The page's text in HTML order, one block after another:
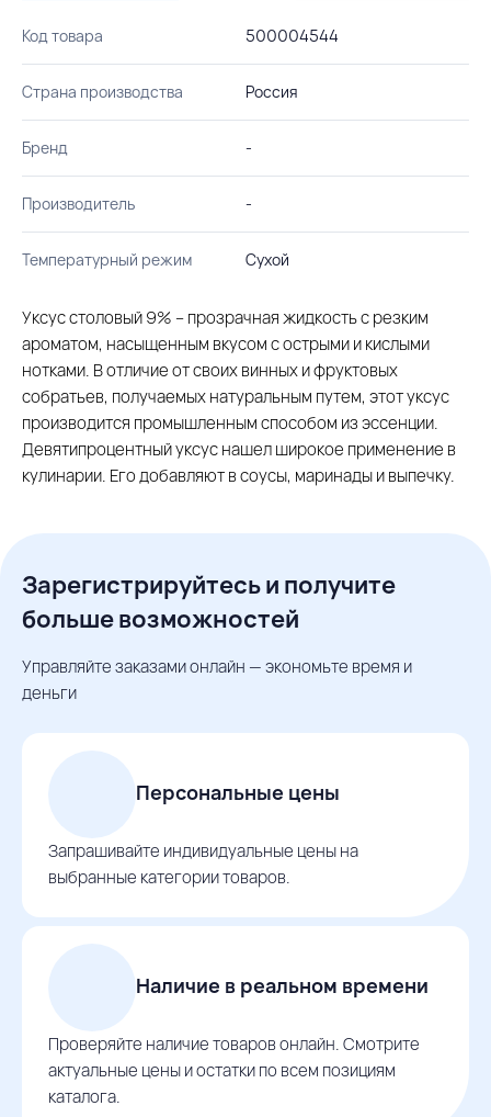
Код товара 500004544
Страна производства Россия
Бренд -
Производитель -
Температурный режим Сухой
Уксус столовый 9% – прозрачная жидкость с резким
ароматом, насыщенным вкусом с острыми и кислыми
нотками. В отличие от своих винных и фруктовых
собратьев, получаемых натуральным путем, этот уксус
производится промышленным способом из эссенции.
Девятипроцентный уксус нашел широкое применение в
кулинарии. Его добавляют в соусы, маринады и выпечку.
Зарегистрируйтесь и получите
больше возможностей
Управляйте заказами онлайн — экономьте время и
деньги
Персональные цены
Запрашивайте индивидуальные цены на
выбранные категории товаров.
Наличие в реальном времени
Проверяйте наличие товаров онлайн. Смотрите
актуальные цены и остатки по всем позициям
каталога.